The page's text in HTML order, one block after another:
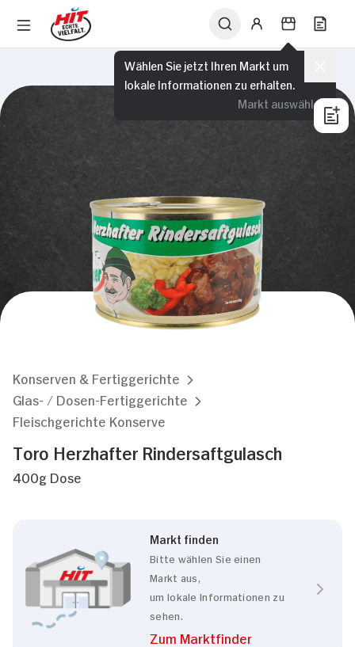
Wählen Sie jetzt Ihren Markt um
lokale Informationen zu erhalten.
Markt auswählen
Konserven & Fertiggerichte
Glas- / Dosen-Fertiggerichte
Fleischgerichte Konserve
Toro Herzhafter Rindersaftgulasch
400g Dose
Markt finden
Bitte wählen Sie einen
Markt aus,
um lokale Informationen zu
sehen.
Zum Marktfinder